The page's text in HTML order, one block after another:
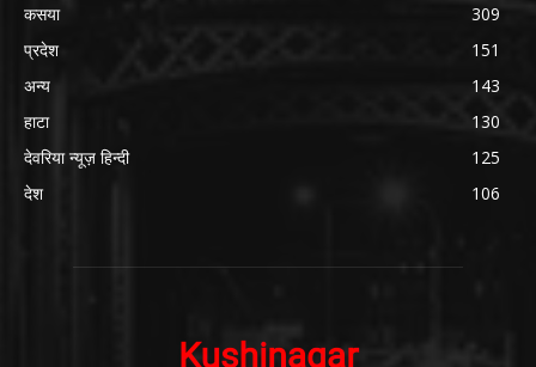
कसया
309
प्रदेश
151
अन्य
143
हाटा
130
देवरिया न्यूज़ हिन्दी
125
देश
106